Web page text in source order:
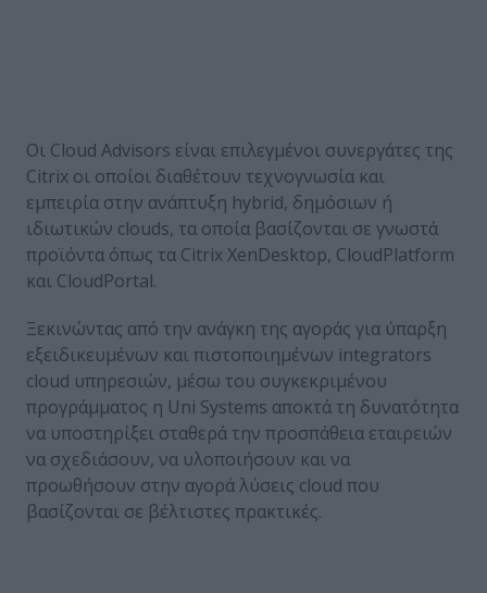
Οι Cloud Advisors είναι επιλεγμένοι συνεργάτες της
Citrix οι οποίοι διαθέτουν τεχνογνωσία και
εμπειρία στην ανάπτυξη hybrid, δημόσιων ή
ιδιωτικών clouds, τα οποία βασίζονται σε γνωστά
προϊόντα όπως τα Citrix XenDesktop, CloudPlatform
και CloudPortal.
Ξεκινώντας από την ανάγκη της αγοράς για ύπαρξη
εξειδικευμένων και πιστοποιημένων integrators
cloud υπηρεσιών, μέσω του συγκεκριμένου
προγράμματος η Uni Systems αποκτά τη δυνατότητα
να υποστηρίξει σταθερά την προσπάθεια εταιρειών
να σχεδιάσουν, να υλοποιήσουν και να
προωθήσουν στην αγορά λύσεις cloud που
βασίζονται σε βέλτιστες πρακτικές.